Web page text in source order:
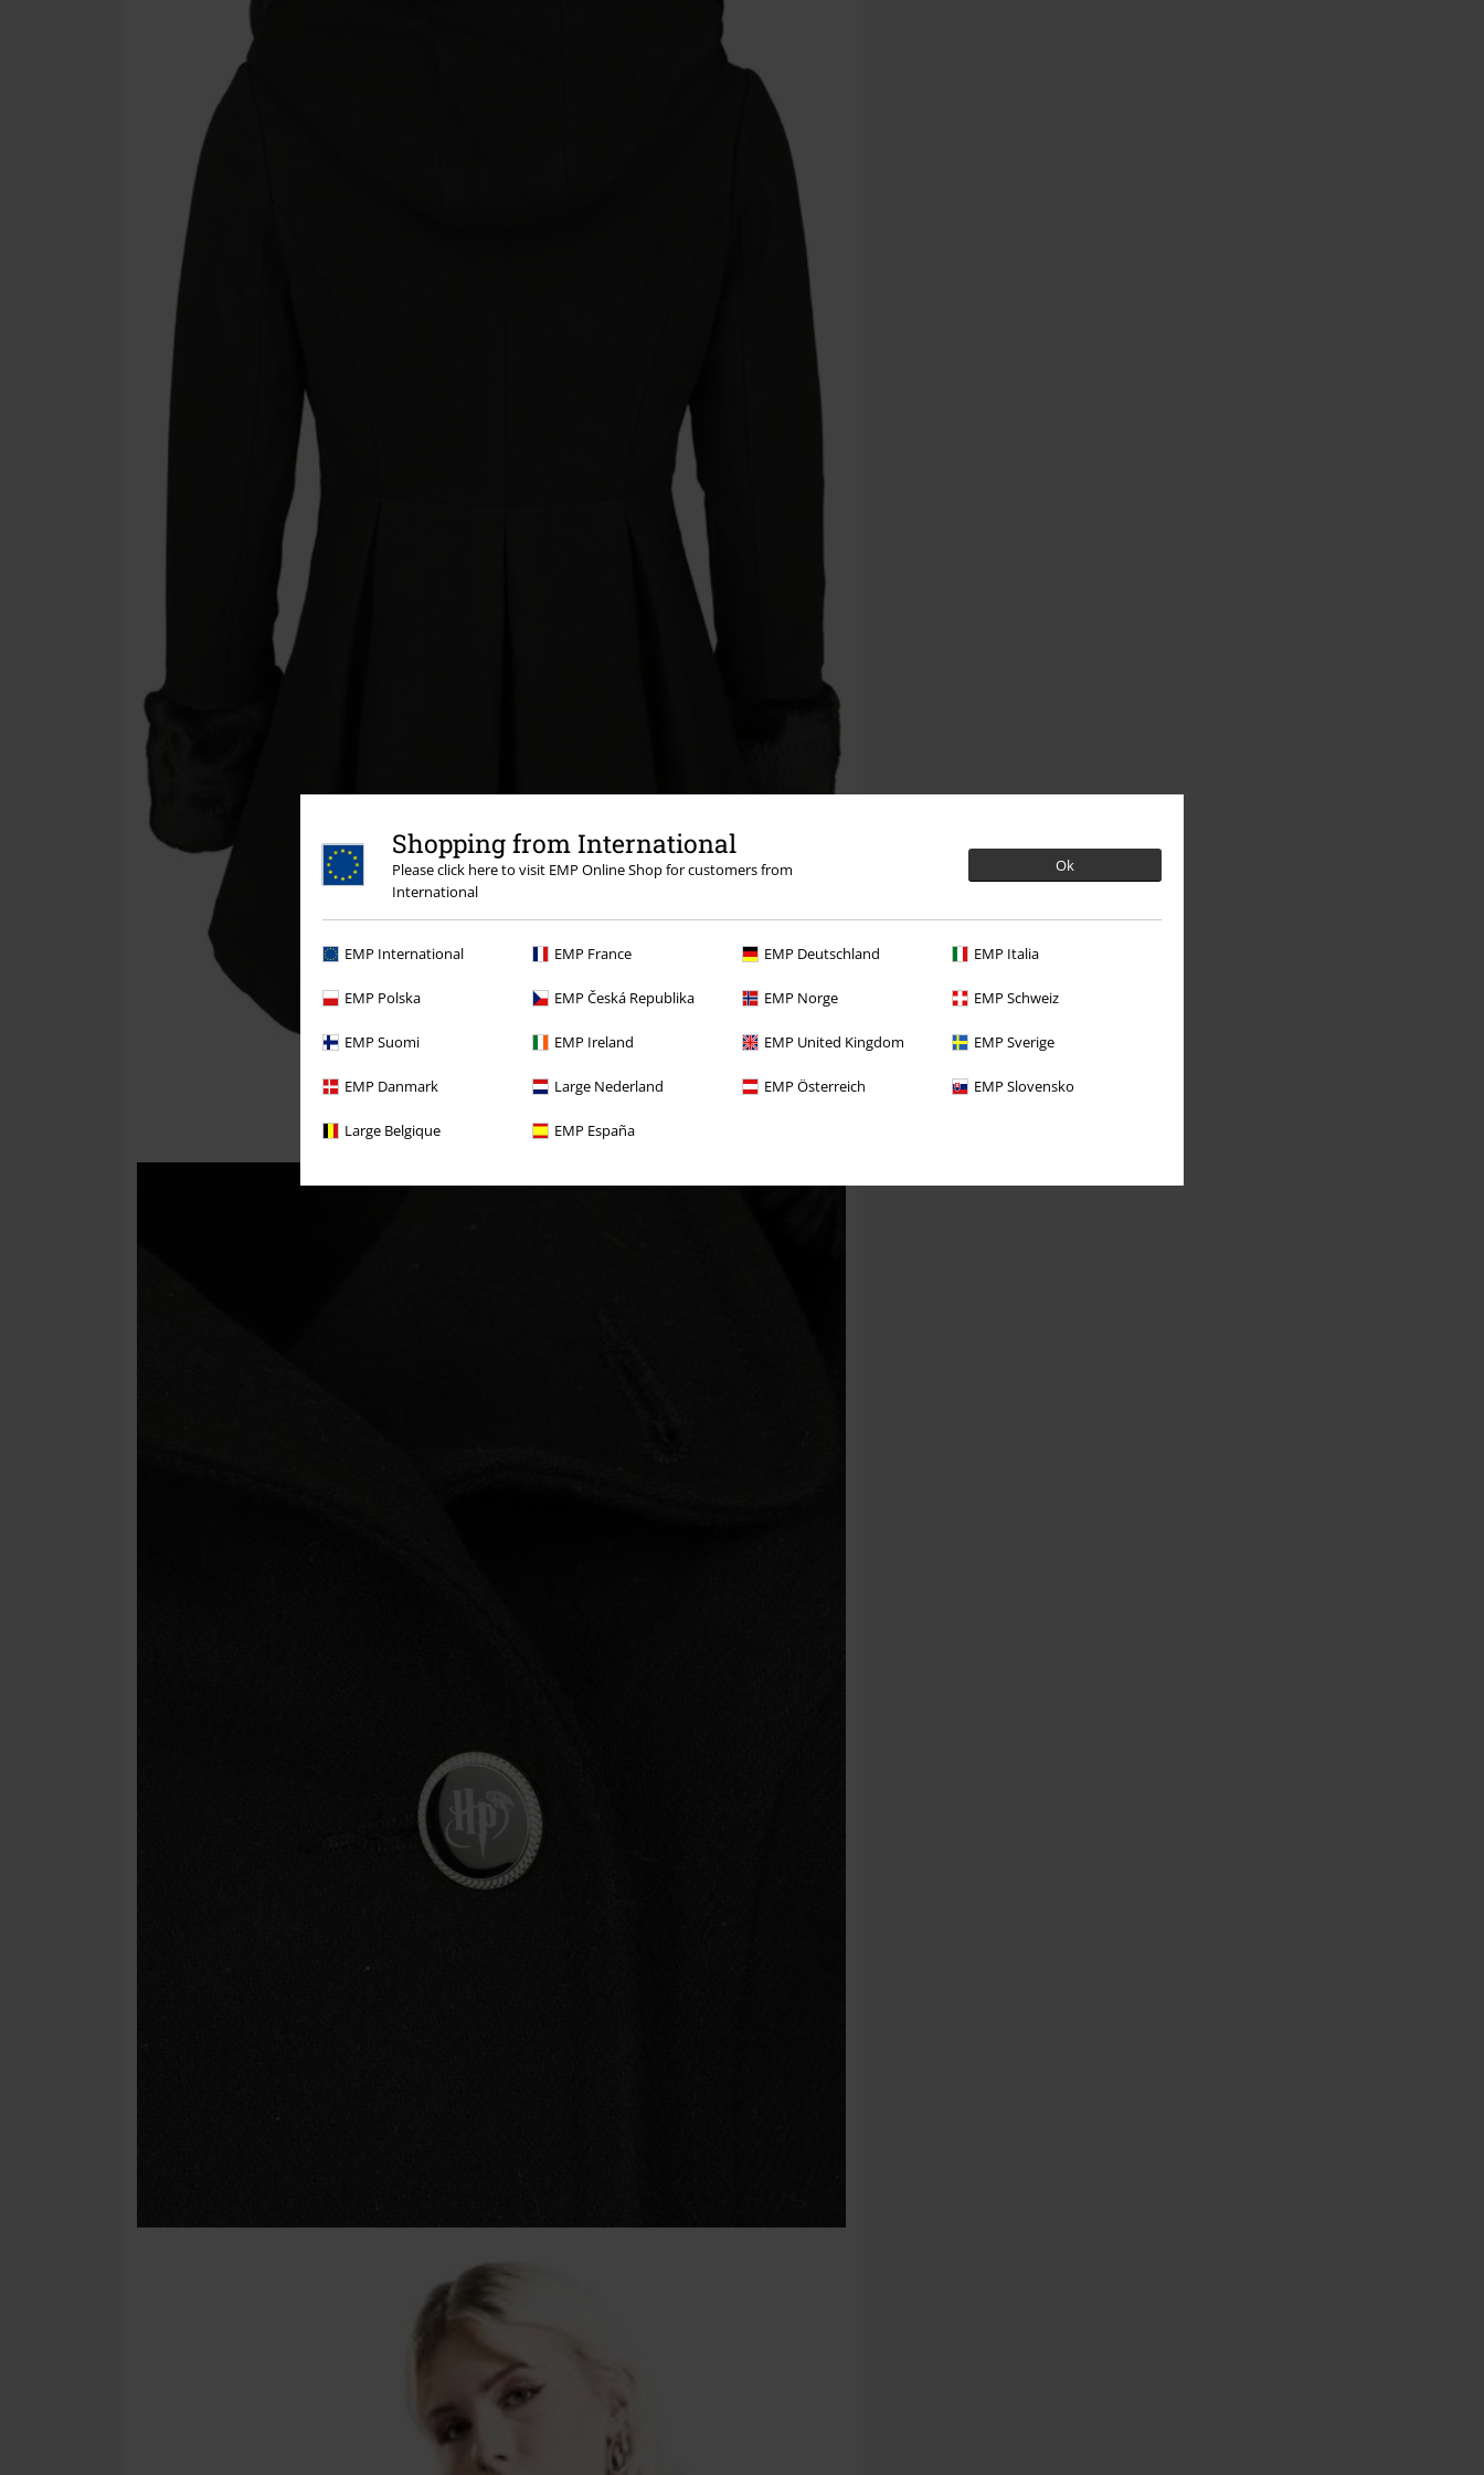
Shopping from International
Please click here to visit EMP Online Shop for customers from
International
Ok
EMP International EMP France EMP Deutschland EMP Italia
EMP Polska EMP Česká Republika EMP Norge EMP Schweiz
EMP Suomi EMP Ireland EMP United Kingdom EMP Sverige
EMP Danmark Large Nederland EMP Österreich EMP Slovensko
Large Belgique EMP España